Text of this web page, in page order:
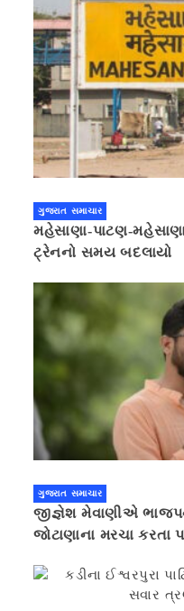
ગુજરાત સમાચાર
મહેસાણા-પાટણ-
ટ્રેનનો સમય બદલાયો
ગુજરાત સમાચાર
જીજ્ઞેશ મેવાણીએ
જોટાણાના મરચા કરતા